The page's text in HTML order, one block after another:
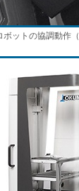
ボットの協調動作